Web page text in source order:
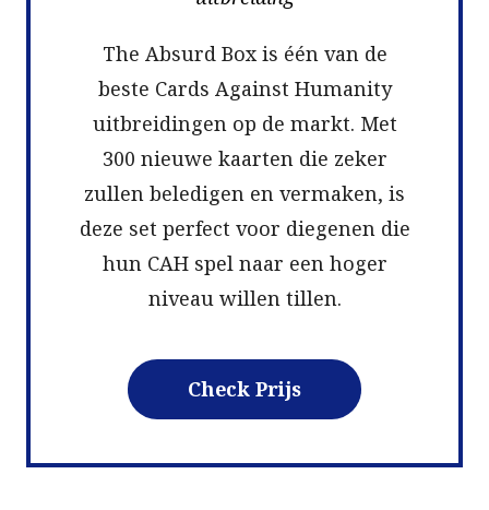
The Absurd Box is één van de
beste Cards Against Humanity
uitbreidingen op de markt. Met
300 nieuwe kaarten die zeker
zullen beledigen en vermaken, is
deze set perfect voor diegenen die
hun CAH spel naar een hoger
niveau willen tillen.
Check Prijs